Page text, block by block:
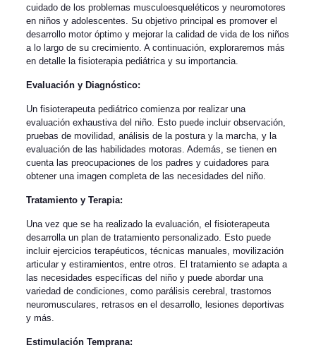
cuidado de los problemas musculoesqueléticos y neuromotores
en niños y adolescentes. Su objetivo principal es promover el
desarrollo motor óptimo y mejorar la calidad de vida de los niños
a lo largo de su crecimiento. A continuación, exploraremos más
en detalle la fisioterapia pediátrica y su importancia.
Evaluación y Diagnóstico:
Un fisioterapeuta pediátrico comienza por realizar una
evaluación exhaustiva del niño. Esto puede incluir observación,
pruebas de movilidad, análisis de la postura y la marcha, y la
evaluación de las habilidades motoras. Además, se tienen en
cuenta las preocupaciones de los padres y cuidadores para
obtener una imagen completa de las necesidades del niño.
Tratamiento y Terapia:
Una vez que se ha realizado la evaluación, el fisioterapeuta
desarrolla un plan de tratamiento personalizado. Esto puede
incluir ejercicios terapéuticos, técnicas manuales, movilización
articular y estiramientos, entre otros. El tratamiento se adapta a
las necesidades específicas del niño y puede abordar una
variedad de condiciones, como parálisis cerebral, trastornos
neuromusculares, retrasos en el desarrollo, lesiones deportivas
y más.
Estimulación Temprana: